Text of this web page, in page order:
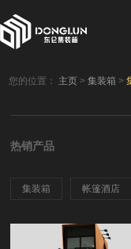
您的位置： 主页 >集装箱 >
热销产品
集装箱 帐篷酒店